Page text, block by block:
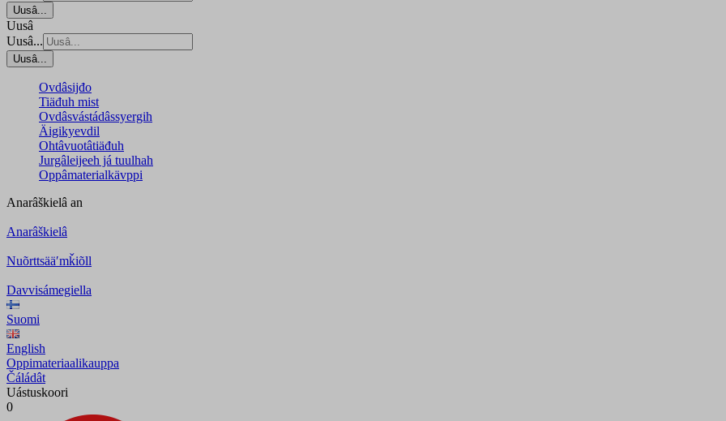
Uusâ...
Uusâ
Uusâ...
Uusâ...
Ovdâsijđo
Tiäđuh mist
Ovdâsvástádâssyergih
Äigikyevdil
Ohtâvuotâtiäđuh
Jurgâleijeeh já tuulhah
Oppâmaterialkävppi
Anarâškielâ an
Anarâškielâ
Nuõrttsääʹmǩiõll
Davvisámegiella
Suomi
English
Oppimateriaalikauppa
Čáládât
Uástuskoori
0